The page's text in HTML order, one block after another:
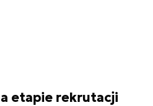
etapie rekrutacji